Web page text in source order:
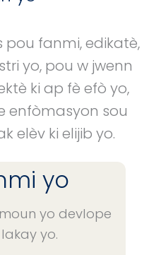
pou fanmi, edikatè,
yo, pou w jwenn
ki ap fè efò yo,
enfòmasyon sou
elèv ki elijib yo.
yo
yo devlope
yo.